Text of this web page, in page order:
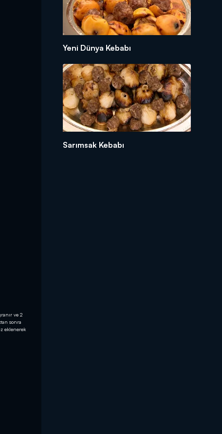
ve 2
sonra
eklenerek
Yeni Dünya Kebabı
Sarımsak Kebabı